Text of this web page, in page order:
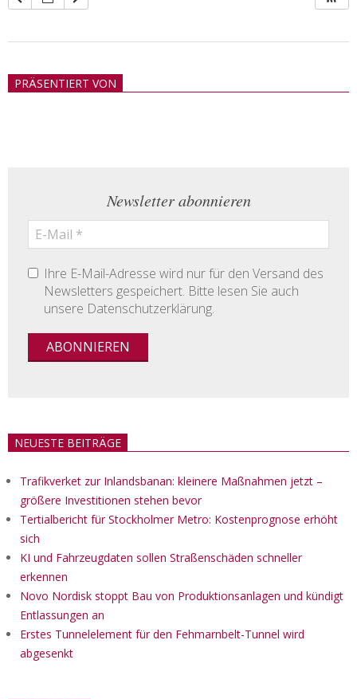
21
PRÄSENTIERT VON
Newsletter abonnieren
Ihre E-Mail-Adresse wird nur für den Versand des
Newsletters gespeichert. Bitte lesen Sie auch
unsere Datenschutzerklärung.
NEUESTE BEITRÄGE
Trafikverket zur Inlandsbanan: kleinere Maßnahmen jetzt –
größere Investitionen stehen bevor
Tertialbericht für Stockholmer Metro: Kostenprognose erhöht
sich
KI und Fahrzeugdaten sollen Straßenschäden schneller
erkennen
Novo Nordisk stoppt Bau von Produktionsanlagen und kündigt
Entlassungen an
Erstes Tunnelelement für den Fehmarnbelt-Tunnel wird
abgesenkt